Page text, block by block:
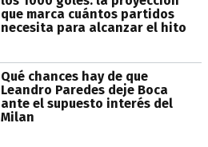
que marca cuántos partidos
necesita para alcanzar el hito
Qué chances hay de que
Leandro Paredes deje Boca
ante el supuesto interés del
Milan